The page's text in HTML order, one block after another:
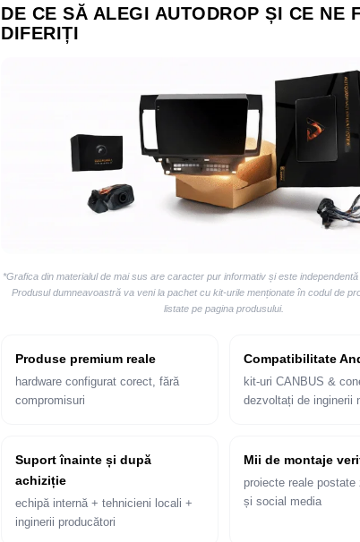
DE CE SĂ ALEGI AUTODROP ȘI CE NE
DIFERIȚI
*Grafica din materialul de mai sus are caracter pur informativ și este
Produsul dumneavoastră va veni la pachet cu kit-urile menționate în codul de
listate pe pagina produsului.
Produse premium reale
hardware configurat corect, fără
compromisuri
Compatibilitate
kit-uri CANBUS &
dezvoltați de inginerii
Suport înainte și după
achiziție
echipă internă + tehnicieni locali +
inginerii producători
Mii de montaje
proiecte reale postate
și social media